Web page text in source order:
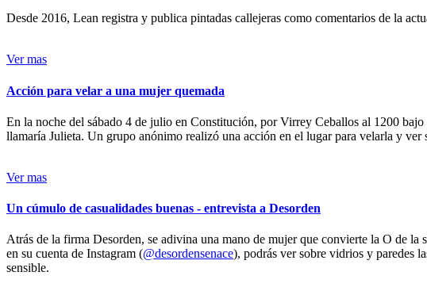
Desde 2016, Lean registra y publica pintadas callejeras como comentarios de la
Ver mas
Acción para velar a una mujer quemada
En la noche del sábado 4 de julio en Constitución, por Virrey Ceballos al 1200
llamaría Julieta. Un grupo anónimo realizó una acción en el lugar para velarla y ver
Ver mas
Un cúmulo de casualidades buenas - entrevista a Desorden
Atrás de la firma Desorden, se adivina una mano de mujer que convierte la O de
en su cuenta de Instagram (@desordensenace), podrás ver sobre vidrios y paredes
sensible.